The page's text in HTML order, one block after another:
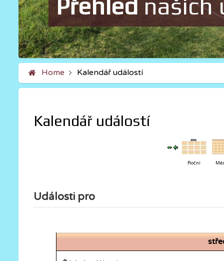
Přehled našich
Home Kalendář událostí
Kalendář událostí
Roční
Události pro